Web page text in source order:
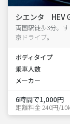
シエンタ HEV
両国駅徒歩3分。
京ドライブ。
ボディタイプ
乗車人数
メーカー
6時間で1,000円
距離料金 240円/